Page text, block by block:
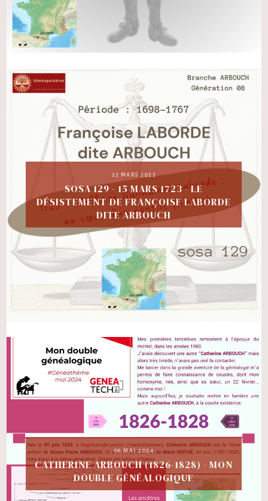
23 MARS 2025
SOSA 129 - 15 MARS 1723 - LE
DÉSISTEMENT DE FRANÇOISE LABORDE
DITE ARBOUCH
06 MAI 2024
CATHERINE ARBOUCH (1826-1828) - MON
DOUBLE GÉNÉALOGIQUE